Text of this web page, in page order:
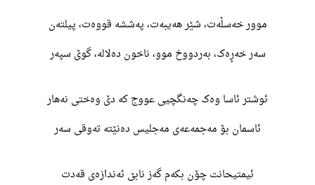
موور خەسڵەت، شێر هەیبەت، پەششە قووەت، پیلتەن
سەر خەڕەک، بەردووخ موو، ناخون دەلالە، گوێ سپەر
ئوشتر ئاسا وەک چەنگچیی عووج کە دێ وەختی نەهار
ئاسمان بۆ مەجمەعەی مەجلیس دەنێتە تەوقی سەر
ئیمتیحانت چۆن بکەم گەز نابێ ئەندازەی قەدت